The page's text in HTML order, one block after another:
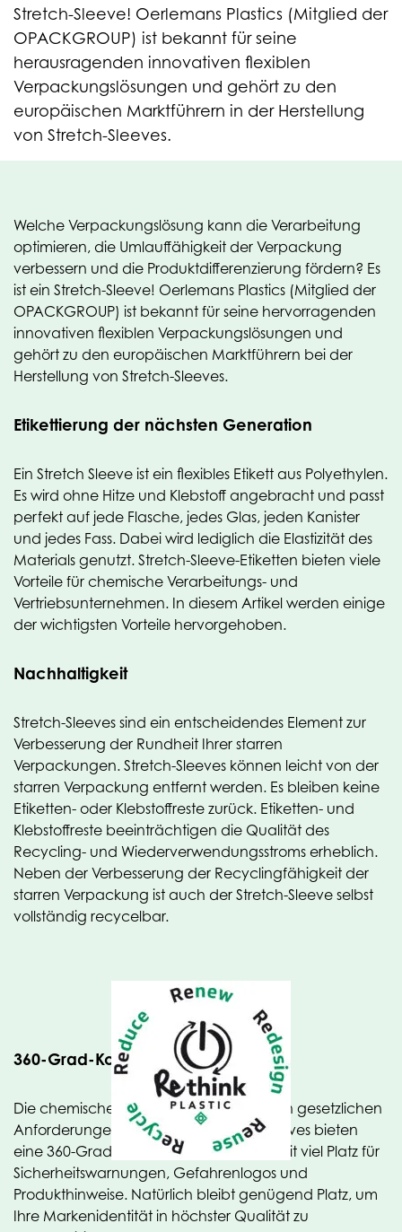
Stretch-Sleeve! Oerlemans Plastics (Mitglied der
OPACKGROUP) ist bekannt für seine
herausragenden innovativen flexiblen
Verpackungslösungen und gehört zu den
europäischen Marktführern in der Herstellung
von Stretch-Sleeves.
Welche Verpackungslösung kann die Verarbeitung
optimieren, die Umlauffähigkeit der Verpackung
verbessern und die Produktdifferenzierung fördern? Es
ist ein Stretch-Sleeve! Oerlemans Plastics (Mitglied der
OPACKGROUP) ist bekannt für seine hervorragenden
innovativen flexiblen Verpackungslösungen und
gehört zu den europäischen Marktführern bei der
Herstellung von Stretch-Sleeves.
Etikettierung der nächsten Generation
Ein Stretch Sleeve ist ein flexibles Etikett aus Polyethylen.
Es wird ohne Hitze und Klebstoff angebracht und passt
perfekt auf jede Flasche, jedes Glas, jeden Kanister
und jedes Fass. Dabei wird lediglich die Elastizität des
Materials genutzt. Stretch-Sleeve-Etiketten bieten viele
Vorteile für chemische Verarbeitungs- und
Vertriebsunternehmen. In diesem Artikel werden einige
der wichtigsten Vorteile hervorgehoben.
Nachhaltigkeit
Stretch-Sleeves sind ein entscheidendes Element zur
Verbesserung der Rundheit Ihrer starren
Verpackungen. Stretch-Sleeves können leicht von der
starren Verpackung entfernt werden. Es bleiben keine
Etiketten- oder Klebstoffreste zurück. Etiketten- und
Klebstoffreste beeinträchtigen die Qualität des
Recycling- und Wiederverwendungsstroms erheblich.
Neben der Verbesserung der Recyclingfähigkeit der
starren Verpackung ist auch der Stretch-Sleeve selbst
vollständig recycelbar.
360-Grad-Kommunikation
Die chemische Industrie ist mit strengeren gesetzlichen
Anforderungen konfrontiert. Stretch-Sleeves bieten
eine 360-Grad-Kommunikationsfläche mit viel Platz für
Sicherheitswarnungen, Gefahrenlogos und
Produkthinweise. Natürlich bleibt genügend Platz, um
Ihre Markenidentität in höchster Qualität zu